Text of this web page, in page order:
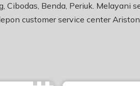
Cibodas, Benda, Periuk.
customer service center